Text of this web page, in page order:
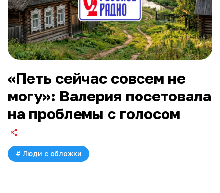
«Петь сейчас совсем не
могу»: Валерия посетовала
на проблемы с голосом
# Люди с обложки